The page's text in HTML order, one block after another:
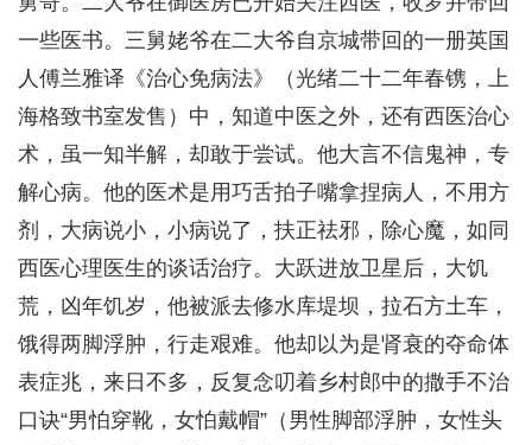
一些医书。三舅姥爷在二大爷自京城带回的一册英国
人傅兰雅译《治心免病法》（光绪二十二年春镌，上
海格致书室发售）中，知道中医之外，还有西医治心
术，虽一知半解，却敢于尝试。他大言不信鬼神，专
解心病。他的医术是用巧舌拍子嘴拿捏病人，不用方
剂，大病说小，小病说了，扶正祛邪，除心魔，如同
西医心理医生的谈话治疗。大跃进放卫星后，大饥
荒，凶年饥岁，他被派去修水库堤坝，拉石方土车，
饿得两脚浮肿，行走艰难。他却以为是肾衰的夺命体
表症兆，来日不多，反复念叨着乡村郎中的撒手不治
口诀“男怕穿靴，女怕戴帽”（男性脚部浮肿，女性头